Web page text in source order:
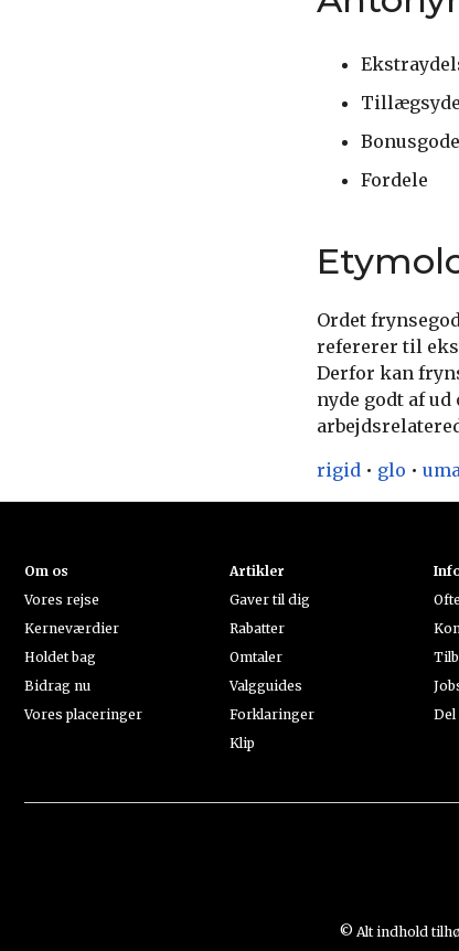
Fordele
Ordet
refererer til
Derfor kan
nyde godt af
rigid • glo •
© Alt indhold
Om os
Vores rejse
Kerneværdier
Holdet bag
Bidrag nu
Vores placeringer
Artikler
Gaver til dig
Rabatter
Omtaler
Valgguides
Forklaringer
Klip
Del